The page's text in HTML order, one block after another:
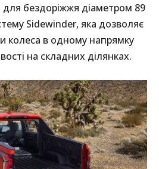
бездоріжжя діаметром 89
Sidewinder, яка дозволяє
колеса в одному напрямку
на складних ділянках.